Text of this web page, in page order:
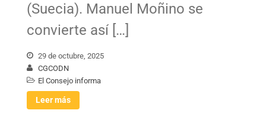
(Suecia). Manuel Moñino se
convierte así […]
29 de octubre, 2025
CGCODN
El Consejo informa
Leer más